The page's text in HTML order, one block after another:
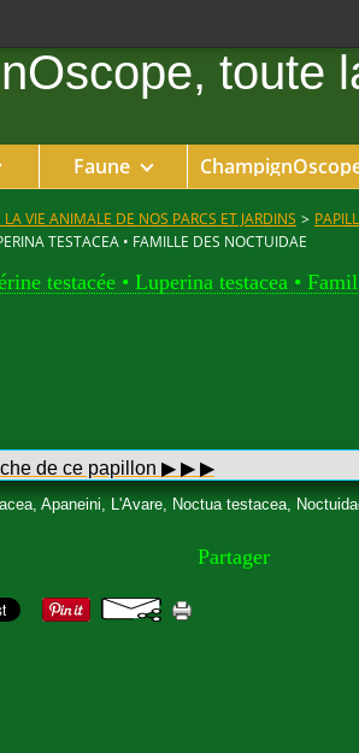
Faune
VIE ANIMALE DE NOS PARCS ET JARDINS >
TESTACEA • FAMILLE DES NOCTUIDAE
testacée • Luperina testacea •
de ce papillon ▶︎ ▶︎ ▶︎
Apaneini, L'Avare, Noctua testacea,
Partager